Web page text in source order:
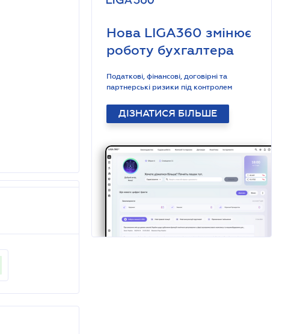
Нова LIGA360 змінює
роботу бухгалтера
Податкові, фінансові, договірні та
партнерські ризики під контролем
ДІЗНАТИСЯ БІЛЬШЕ